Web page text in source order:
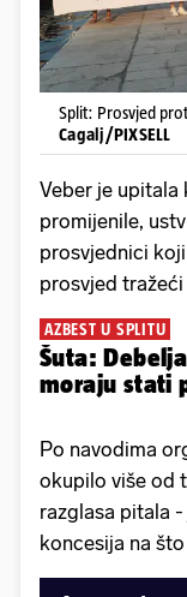
Split: Prosvjed
Cagalj/PIXSELL
Veber je upitala
promijenile,
prosvjednici
prosvjed
AZBEST U SPLITU
Šuta:
moraju stati
Po navodima
okupilo više od
razglasa pitala
koncesija na